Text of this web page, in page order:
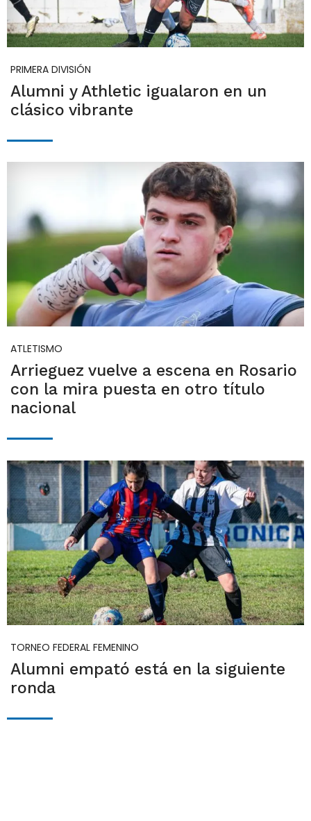
PRIMERA DIVISIÓN
Alumni y Athletic igualaron en un
clásico vibrante
ATLETISMO
Arrieguez vuelve a escena en Rosario
con la mira puesta en otro título
nacional
TORNEO FEDERAL FEMENINO
Alumni empató está en la siguiente
ronda